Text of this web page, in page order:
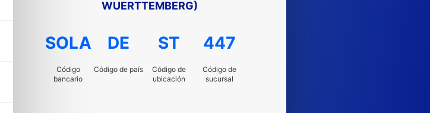
WUERTTEMBERG)
SOLA
Código
bancario
DE
Código de país
ST
Código de
ubicación
447
Código de
sucursal